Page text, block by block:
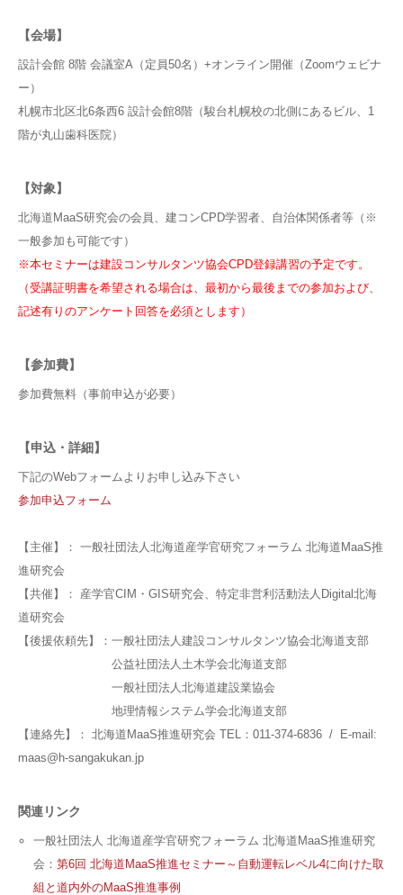
【会場】
設計会館 8階 会議室A（定員50名）+オンライン開催（Zoomウェビナ
ー）
札幌市北区北6条西6 設計会館8階（駿台札幌校の北側にあるビル、1
階が丸山歯科医院）
【対象】
北海道MaaS研究会の会員、建コンCPD学習者、自治体関係者等（※
一般参加も可能です）
※本セミナーは建設コンサルタンツ協会CPD登録講習の予定です。
（受講証明書を希望される場合は、最初から最後までの参加および、
記述有りのアンケート回答を必須とします）
【参加費】
参加費無料（事前申込が必要）
【申込・詳細】
下記のWebフォームよりお申し込み下さい
参加申込フォーム
【主催】： 一般社団法人北海道産学官研究フォーラム 北海道MaaS推
進研究会
【共催】： 産学官CIM・GIS研究会、特定非営利活動法人Digital北海
道研究会
【後援依頼先】：一般社団法人建設コンサルタンツ協会北海道支部
公益社団法人土木学会北海道支部
一般社団法人北海道建設業協会
地理情報システム学会北海道支部
【連絡先】： 北海道MaaS推進研究会 TEL：011-374-6836 / E-mail:
maas@h-sangakukan.jp
関連リンク
一般社団法人 北海道産学官研究フォーラム 北海道MaaS推進研究
会： 第6回 北海道MaaS推進セミナー～自動運転レベル4に向けた取
組と道内外のMaaS推進事例